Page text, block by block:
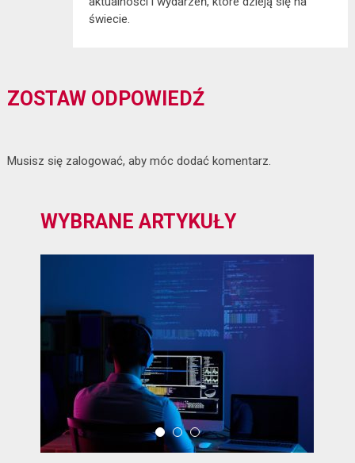
świecie.
ZOSTAW ODPOWIEDŹ
Musisz się zalogować, aby móc dodać komentarz.
WYBRANE ARTYKUŁY